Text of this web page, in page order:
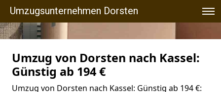
Umzugsunternehmen Dorsten
Umzug von Dorsten nach Kassel:
Günstig ab 194 €
Umzug von Dorsten nach Kassel: Günstig ab 194 €: